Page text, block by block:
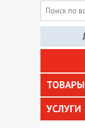
ТОВАРЫ
УСЛУГИ